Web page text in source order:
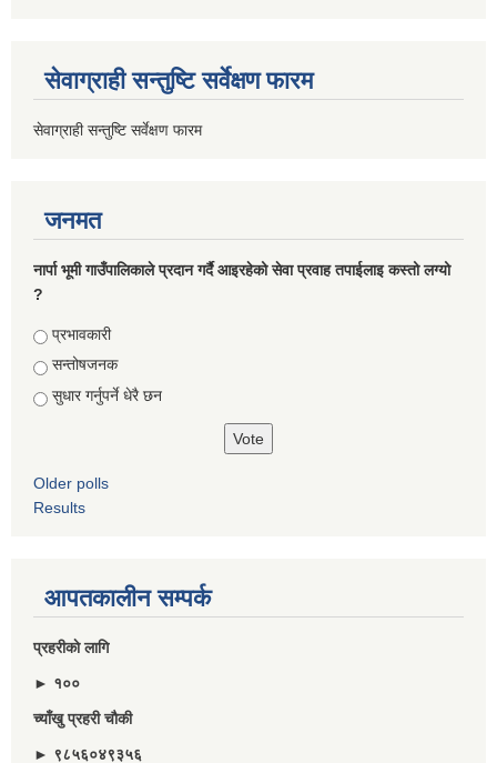
सेवाग्राही सन्तुष्टि सर्वेक्षण फारम
सेवाग्राही सन्तुष्टि सर्वेक्षण फारम
जनमत
नार्पा भूमी गाउँपालिकाले प्रदान गर्दै आइरहेको सेवा प्रवाह तपाईलाइ कस्तो लग्यो
?
Choices
प्रभावकारी
सन्तोषजनक
सुधार गर्नुपर्ने धेरै छन
Older polls
Results
आपतकालीन सम्पर्क
प्रहरीकाे लागि
► १००
च्याँखु प्रहरी चाैकी
► ९८५६०४९३५६